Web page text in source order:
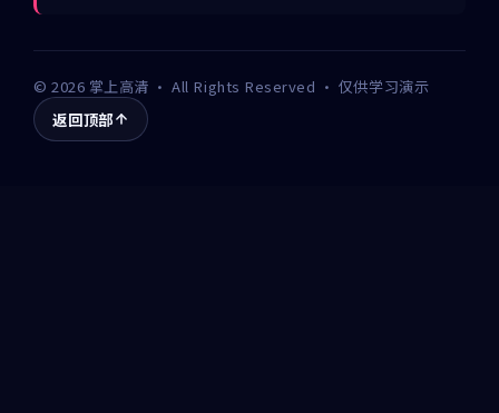
©2026 掌上高清 · All Rights Reserved · 仅供学习演示
返回顶部